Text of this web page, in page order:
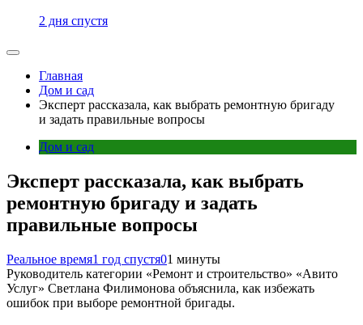
2 дня спустя
Главная
Дом и сад
Эксперт рассказала, как выбрать ремонтную бригаду
и задать правильные вопросы
Дом и сад
Эксперт рассказала, как выбрать
ремонтную бригаду и задать
правильные вопросы
Реальное время1 год спустя01 минуты
Руководитель категории «Ремонт и строительство» «Авито
Услуг» Светлана Филимонова объяснила, как избежать
ошибок при выборе ремонтной бригады.